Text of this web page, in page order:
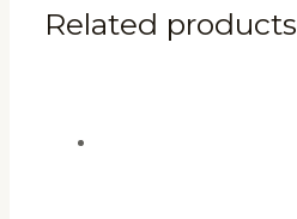
Related products